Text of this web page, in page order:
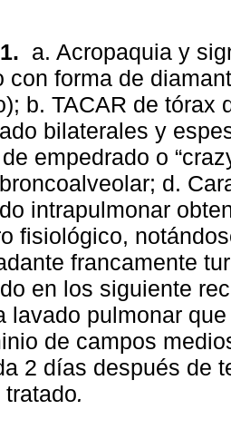
a. Acropaquia y
con forma de
b. TACAR de tórax
bilaterales y
empedrado o
d.
intrapulmonar
fisiológico,
francamente
en los siguiente
lavado pulmonar
de campos
2 días después de
.